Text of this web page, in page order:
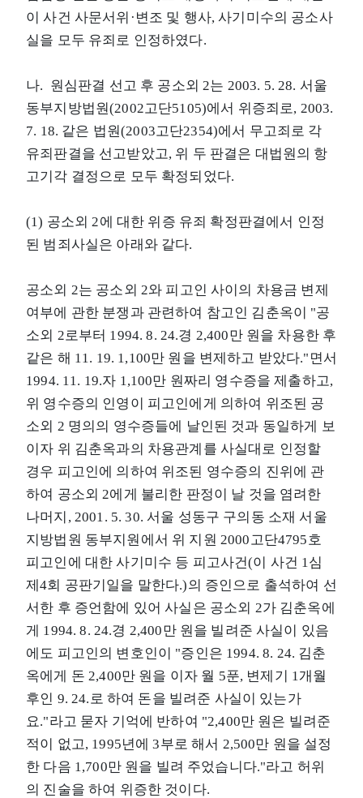
이 사건 사문서위·변조 및 행사, 사기미수의 공소사
실을 모두 유죄로 인정하였다.
나. 원심판결 선고 후 공소외 2는 2003. 5. 28. 서울
동부지방법원(2002고단5105)에서 위증죄로, 2003.
7. 18. 같은 법원(2003고단2354)에서 무고죄로 각
유죄판결을 선고받았고, 위 두 판결은 대법원의 항
고기각 결정으로 모두 확정되었다.
(1) 공소외 2에 대한 위증 유죄 확정판결에서 인정
된 범죄사실은 아래와 같다.
공소외 2는 공소외 2와 피고인 사이의 차용금 변제
여부에 관한 분쟁과 관련하여 참고인 김춘옥이 "공
소외 2로부터 1994. 8. 24.경 2,400만 원을 차용한 후
같은 해 11. 19. 1,100만 원을 변제하고 받았다."면서
1994. 11. 19.자 1,100만 원짜리 영수증을 제출하고,
위 영수증의 인영이 피고인에게 의하여 위조된 공
소외 2 명의의 영수증들에 날인된 것과 동일하게 보
이자 위 김춘옥과의 차용관계를 사실대로 인정할
경우 피고인에 의하여 위조된 영수증의 진위에 관
하여 공소외 2에게 불리한 판정이 날 것을 염려한
나머지, 2001. 5. 30. 서울 성동구 구의동 소재 서울
지방법원 동부지원에서 위 지원 2000고단4795호
피고인에 대한 사기미수 등 피고사건(이 사건 1심
제4회 공판기일을 말한다.)의 증인으로 출석하여 선
서한 후 증언함에 있어 사실은 공소외 2가 김춘옥에
게 1994. 8. 24.경 2,400만 원을 빌려준 사실이 있음
에도 피고인의 변호인이 "증인은 1994. 8. 24. 김춘
옥에게 돈 2,400만 원을 이자 월 5푼, 변제기 1개월
후인 9. 24.로 하여 돈을 빌려준 사실이 있는가
요."라고 묻자 기억에 반하여 "2,400만 원은 빌려준
적이 없고, 1995년에 3부로 해서 2,500만 원을 설정
한 다음 1,700만 원을 빌려 주었습니다."라고 허위
의 진술을 하여 위증한 것이다.